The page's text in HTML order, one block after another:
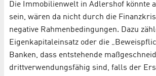
Die Immobilienwelt in Adlershof könnte
sein, wären da nicht durch die
negative Rahmenbedingungen. Dazu
Eigenkapitaleinsatz oder die
Banken, dass entstehende
drittverwendungsfähig sind, falls der